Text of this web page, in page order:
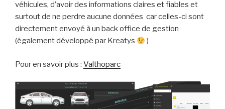
véhicules, d’avoir des informations claires et fiables et
surtout de ne perdre aucune données car celles-ci sont
directement envoyé à un back office de gestion
(également développé par Kreatys
)
Pour en savoir plus : Valthoparc